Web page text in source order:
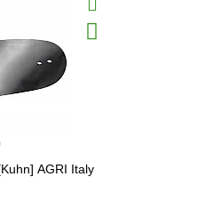
AGRI Italy